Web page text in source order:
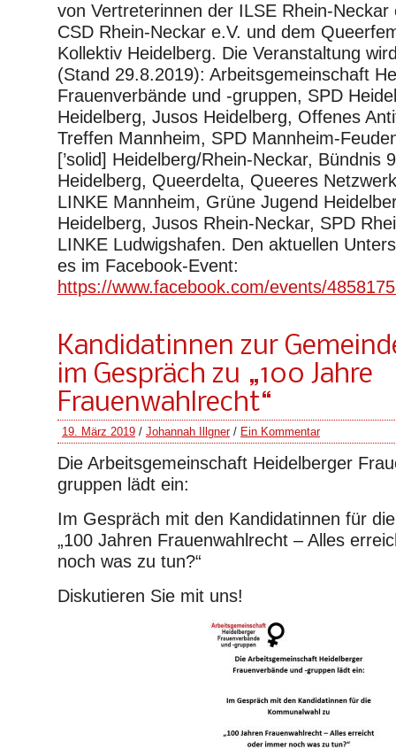
von Vertreterinnen der ILSE Rhein-Neckar
CSD Rhein-Neckar e.V. und dem
Kollektiv Heidelberg. Die Veranstaltung
(Stand 29.8.2019): Arbeitsgemeinschaft
Frauenverbände und -gruppen, SPD
Heidelberg, Jusos Heidelberg, Offenes
Treffen Mannheim, SPD Mannheim-
[’solid] Heidelberg/Rhein-Neckar, Bündnis
Heidelberg, Queerdelta, Queeres
LINKE Mannheim, Grüne Jugend
Heidelberg, Jusos Rhein-Neckar, SPD
LINKE Ludwigshafen. Den aktuellen
es im Facebook-Event:
https://www.facebook.com/events/
Kandidatinnen zur
im Gespräch zu „100 Jahre
Frauenwahlrecht“
19. März 2019 / Johannah Illgner/ Ein Kommentar
Die Arbeitsgemeinschaft Heidelberger
gruppen lädt ein:
Im Gespräch mit den Kandidatinnen für
„100 Jahren Frauenwahlrecht – Alles
noch was zu tun?“
Diskutieren Sie mit uns!